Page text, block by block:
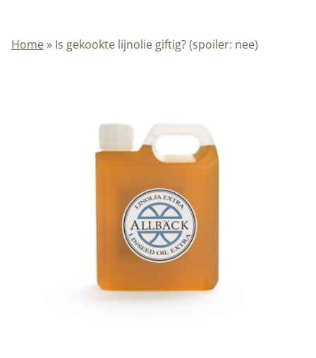
Home» Is gekookte lijnolie giftig? (spoiler: nee)